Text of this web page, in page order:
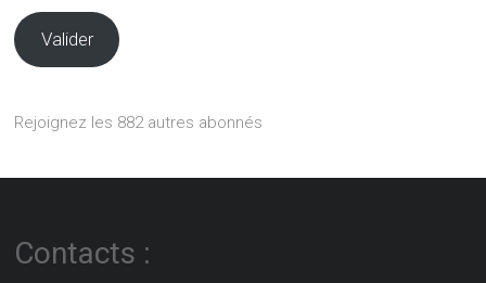
Valider
Rejoignez les 882 autres abonnés
Contacts :